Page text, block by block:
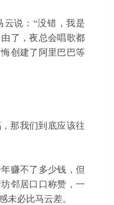
云说：“没错，我是
了，夜总会唱歌都
创建了阿里巴巴等
那我们到底应该往
赚不了多少钱，但
邻居口口称赞，一
未必比马云差。